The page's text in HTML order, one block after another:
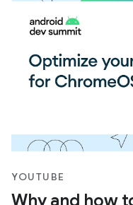
YOUTUBE